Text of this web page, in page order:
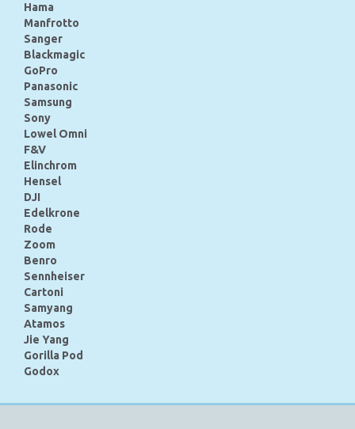
Hama
Manfrotto
Sanger
Blackmagic
GoPro
Panasonic
Samsung
Sony
Lowel Omni
F&V
Elinchrom
Hensel
DJI
Edelkrone
Rode
Zoom
Benro
Sennheiser
Cartoni
Samyang
Atamos
Jie Yang
Gorilla Pod
Godox